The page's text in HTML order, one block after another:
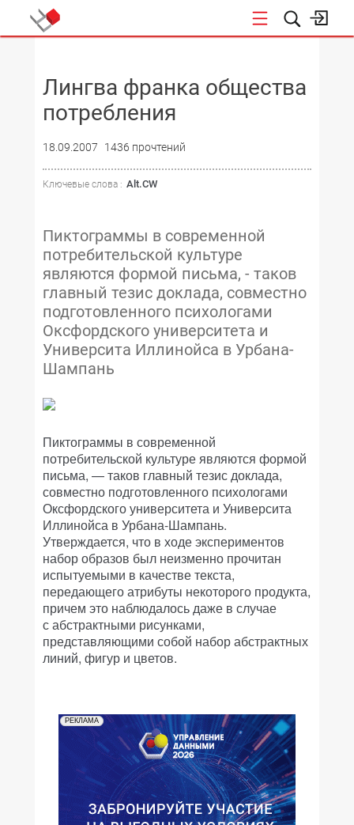
Лингва франка общества
потребления
18.09.2007 1436 прочтений
Ключевые слова : Alt.CW
Пиктограммы в современной
потребительской культуре
являются формой письма, - таков
главный тезис доклада, совместно
подготовленного психологами
Оксфордского университета и
Университа Иллинойса в Урбана-
Шампань
Пиктограммы в современной
потребительской культуре являются формой
письма, — таков главный тезис доклада,
совместно подготовленного психологами
Оксфордского университета и Университа
Иллинойса в Урбана-Шампань.
Утверждается, что в ходе экспериментов
набор образов был неизменно прочитан
испытуемыми в качестве текста,
передающего атрибуты некоторого продукта,
причем это наблюдалось даже в случае
с абстрактными рисунками,
представляющими собой набор абстрактных
линий, фигур и цветов.
РЕКЛАМА